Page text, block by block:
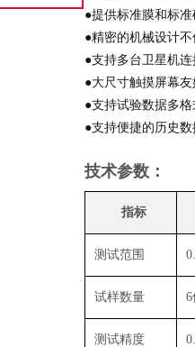
●提供标准膜和标
●精密的机械设计
●支持多台卫星机
●大尺寸触摸屏幕
●支持试验数据多
●支持便捷的历史
技术参数：
指标
测试范围
试样数量
测试精度